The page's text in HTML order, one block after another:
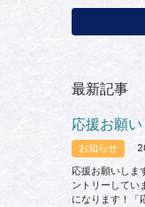
最新記事
応援お願い
お知らせ
応援お願いしま
ントリーしてい
になります！「